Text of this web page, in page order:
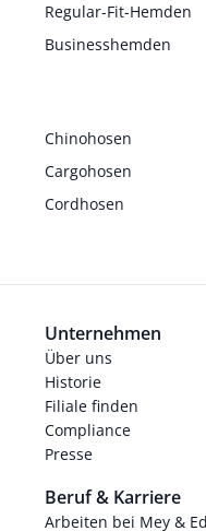
Regular-Fit-Hemden
Businesshemden
Chinohosen
Cargohosen
Cordhosen
Unternehmen
Über uns
Historie
Filiale finden
Compliance
Presse
Beruf & Karriere
Arbeiten bei Mey &